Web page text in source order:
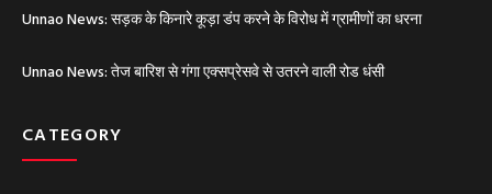
Unnao News: सड़क के किनारे कूड़ा डंप करने के विरोध में ग्रामीणों का धरना
Unnao News: तेज बारिश से गंगा एक्सप्रेसवे से उतरने वाली रोड धंसी
CATEGORY